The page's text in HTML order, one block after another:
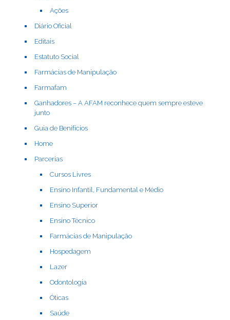
Ações
Diário Oficial
Editais
Estatuto Social
Farmácias de Manipulação
Farmafam
Ganhadores – A AFAM reconhece quem sempre esteve
junto
Guia de Benifícios
Home
Parcerias
Cursos Livres
Ensino Infantil, Fundamental e Médio
Ensino Superior
Ensino Técnico
Farmácias de Manipulação
Hospedagem
Lazer
Odontologia
Óticas
Saúde